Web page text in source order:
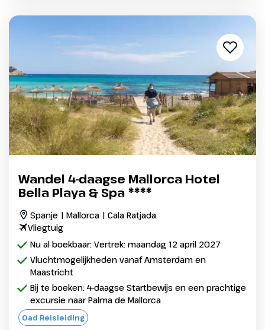
Wandel 4-daagse Mallorca Hotel
Bella Playa & Spa ****
Spanje | Mallorca | Cala Ratjada
Vliegtuig
Nu al boekbaar: Vertrek: maandag 12 april 2027
Vluchtmogelijkheden vanaf Amsterdam en
Maastricht
Bij te boeken: 4-daagse Startbewijs en een prachtige
excursie naar Palma de Mallorca
Oad Reisleiding